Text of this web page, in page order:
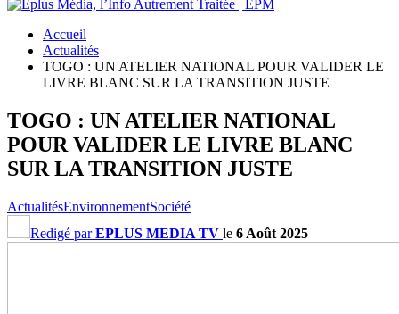
Accueil
Actualités
TOGO : UN ATELIER NATIONAL POUR VALIDER LE
LIVRE BLANC SUR LA TRANSITION JUSTE
TOGO : UN ATELIER NATIONAL
POUR VALIDER LE LIVRE BLANC
SUR LA TRANSITION JUSTE
ActualitésEnvironnementSociété
Redigé parEPLUS MEDIA TV le 6 Août 2025